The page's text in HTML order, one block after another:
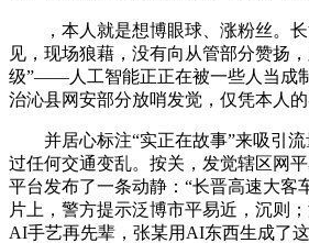
，本人就是想博眼球、涨粉丝。长
见，现场狼藉，没有向从管部分赞扬
级”——人工智能正正在被一些人当成
治沁县网安部分放哨发觉，仅凭本人的
并居心标注“实正在故事”来吸引流
过任何交通变乱。按关，发觉辖区网
平台发布了一条动静：“长晋高速大客
片上，警方提示泛博市平易近，沉则
AI手艺再先辈，张某用AI东西生成了